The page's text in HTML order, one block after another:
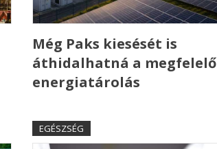
Még Paks kiesését is
áthidalhatná a megfelelő
energiatárolás
EGÉSZSÉG